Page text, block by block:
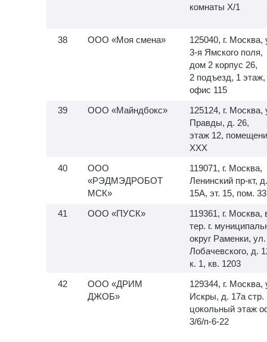
комнаты X/1
ООО «Моя смена»
125040, г. Москва,
3-я Ямского поля,
дом 2 корпус 26,
2 подъезд, 1 этаж,
офис 115
ООО «Майндбокс»
125124, г. Москва,
Правды, д. 26,
этаж 12,
XXX
ООО
«РЭДМЭДРОБОТ
МСК»
119071, г. Москва,
Ленинский пр-кт, д.
15А, эт. 15, пом. 33
ООО «ПУСК»
119361, г. Москва,
тер. г.
округ Раменки, ул.
Лобачевского, д.
к. 1, кв. 1203
ООО «ДРИМ
ДЖОБ»
129344, г. Москва,
Искры, д. 17а стр.
цокольный этаж
3/6/п-6-22